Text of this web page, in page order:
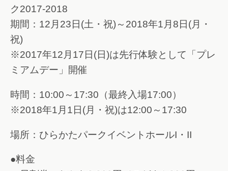
ク2017-2018
期間：12月23日(土・祝)～2018年1月8日(月・
祝)
※2017年12月17日(日)は先行体験として「プレ
ミアムデー」開催
時間：10:00～17:30（最終入場17:00）
※2018年1月1日(月・祝)は12:00～17:30
場所：ひらかたパークイベントホールI・II
●料金